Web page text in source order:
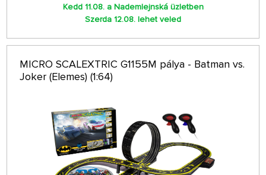
Kedd 11.08. a Nademlejnská üzletben
Szerda 12.08. lehet veled
MICRO SCALEXTRIC G1155M pálya - Batman vs.
Joker (Elemes) (1:64)